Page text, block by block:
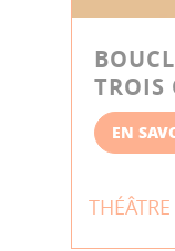
TROIS
EN
THÉÂTRE